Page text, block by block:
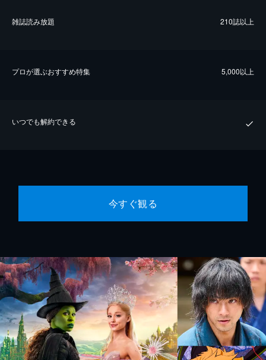
雑誌読み放題 210誌以上
プロが選ぶおすすめ特集 5,000以上
いつでも解約できる
今すぐ観る